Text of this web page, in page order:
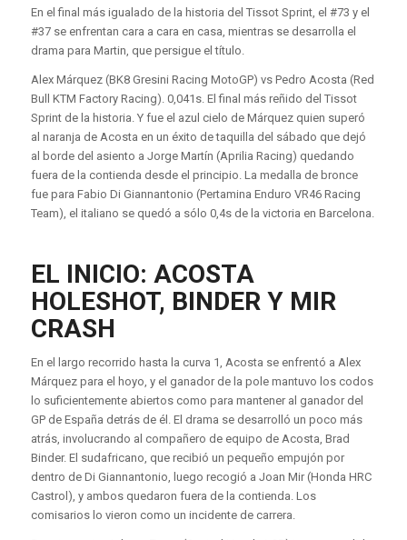
En el final más igualado de la historia del Tissot Sprint, el #73 y el
#37 se enfrentan cara a cara en casa, mientras se desarrolla el
drama para Martin, que persigue el título.
Alex Márquez (BK8 Gresini Racing MotoGP) vs Pedro Acosta (Red
Bull KTM Factory Racing). 0,041s. El final más reñido del Tissot
Sprint de la historia. Y fue el azul cielo de Márquez quien superó
al naranja de Acosta en un éxito de taquilla del sábado que dejó
al borde del asiento a Jorge Martín (Aprilia Racing) quedando
fuera de la contienda desde el principio. La medalla de bronce
fue para Fabio Di Giannantonio (Pertamina Enduro VR46 Racing
Team), el italiano se quedó a sólo 0,4s de la victoria en Barcelona.
EL INICIO: ACOSTA
HOLESHOT, BINDER Y MIR
CRASH
En el largo recorrido hasta la curva 1, Acosta se enfrentó a Alex
Márquez para el hoyo, y el ganador de la pole mantuvo los codos
lo suficientemente abiertos como para mantener al ganador del
GP de España detrás de él. El drama se desarrolló un poco más
atrás, involucrando al compañero de equipo de Acosta, Brad
Binder. El sudafricano, que recibió un pequeño empujón por
dentro de Di Giannantonio, luego recogió a Joan Mir (Honda HRC
Castrol), y ambos quedaron fuera de la contienda. Los
comisarios lo vieron como un incidente de carrera.